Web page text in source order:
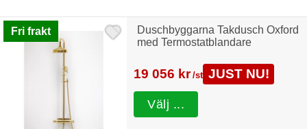
Fri frakt
Duschbyggarna Takdusch Oxford
med Termostatblandare
19 056 kr /st JUST NU!
Välj ...